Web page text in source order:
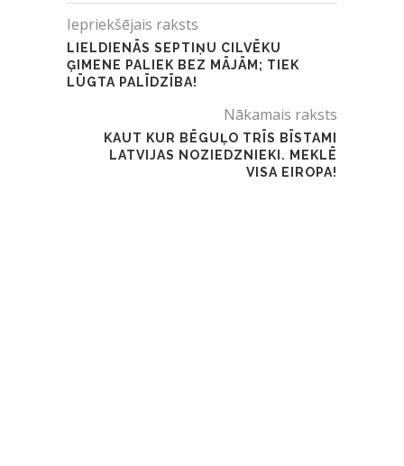
Iepriekšējais raksts
LIELDIENĀS SEPTIŅU CILVĒKU
ĢIMENE PALIEK BEZ MĀJĀM; TIEK
LŪGTA PALĪDZĪBA!
Nākamais raksts
KAUT KUR BĒGUĻO TRĪS BĪSTAMI
LATVIJAS NOZIEDZNIEKI. MEKLĒ
VISA EIROPA!